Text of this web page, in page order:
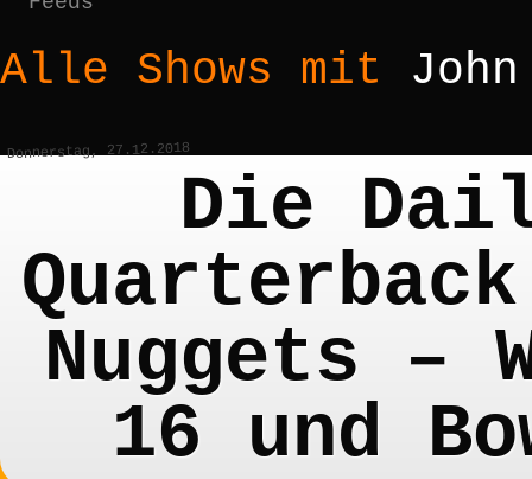
Alle Shows mit
Donnerstag, 27.12.2018
Die
Nuggets –
16 und